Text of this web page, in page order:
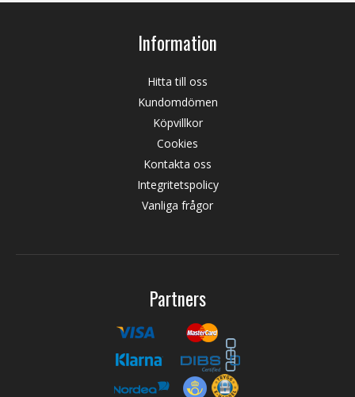
Information
Hitta till oss
Kundomdömen
Köpvillkor
Cookies
Kontakta oss
Integritetspolicy
Vanliga frågor
Partners